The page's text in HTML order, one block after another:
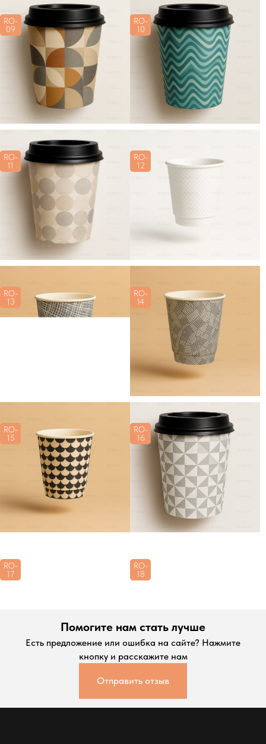
RO-
09
RO-
10
RO-
11
RO-
12
RO-
13
RO-
14
RO-
15
RO-
16
RO-
17
RO-
18
Помогите нам стать лучше
Есть предложение или ошибка на сайте? Нажмите
кнопку и расскажите нам
Отправить отзыв